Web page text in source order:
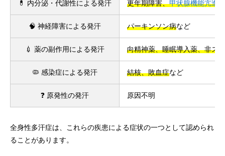
💊 内分泌・代謝性による発汗 更年期障害、甲状腺機能亢進症
🧠 神経障害による発汗 パーキンソン病など
💉 薬の副作用による発汗 向精神薬、睡眠導入薬、非ス
🦠 感染症による発汗 結核、敗血症など
❓ 原発性の発汗 原因不明
全身性多汗症は、これらの疾患による症状の一つとして認められ
ることがあります。